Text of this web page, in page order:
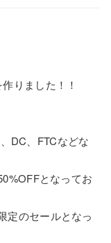
りました！！
DC、FTCなどな
となってお
定のセールとなっ